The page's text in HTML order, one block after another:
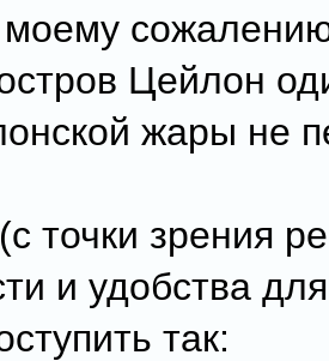
Цейлон
жары не
точки зрения
и удобства
так: